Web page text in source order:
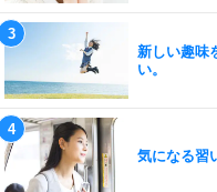
新しい趣味
い。
気になる習